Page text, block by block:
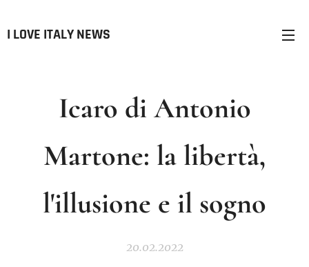
I LOVE ITALY NEWS
Icaro di Antonio
Martone: la libertà,
l'illusione e il sogno
20.02.2022